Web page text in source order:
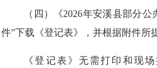
（四）《2026年安溪县部分
件”下载《登记表》，并根据附件所
《登记表》无需打印和现